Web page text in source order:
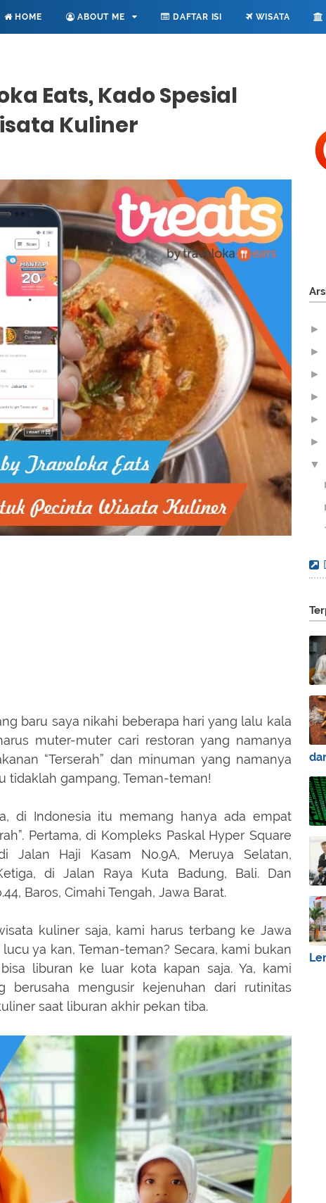
HOME ABOUT ME DAFTAR ISI WISATA
Eats, Kado Spesial
Kuliner
baru saya nikahi beberapa hari yang lalu kala
muter-muter cari restoran yang namanya
“Terserah” dan minuman yang namanya
tidaklah gampang, Teman-teman!
di Indonesia itu memang hanya ada empat
Pertama, di Kompleks Paskal Hyper Square
Jalan Haji Kasam No.9A, Meruya Selatan,
di Jalan Raya Kuta Badung, Bali. Dan
Baros, Cimahi Tengah, Jawa Barat.
kuliner saja, kami harus terbang ke Jawa
ya kan, Teman-teman? Secara, kami bukan
liburan ke luar kota kapan saja. Ya, kami
berusaha mengusir kejenuhan dari rutinitas
saat liburan akhir pekan tiba.
►
►
►
►
►
►
▼